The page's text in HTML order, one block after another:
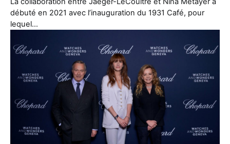
débuté en 2021 avec l’inauguration du 1931 Café, pour
lequel…